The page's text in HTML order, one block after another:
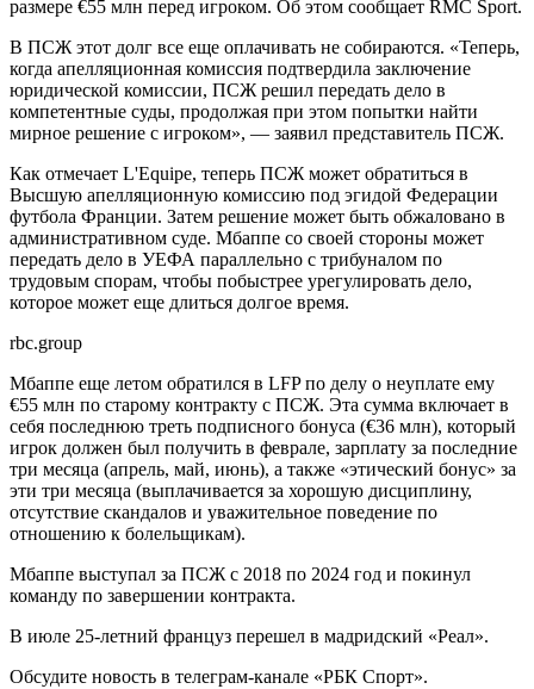
размере €55 млн перед игроком. Об этом сообщает RMC Sport.
В ПСЖ этот долг все еще оплачивать не собираются. «Теперь,
когда апелляционная комиссия подтвердила заключение
юридической комиссии, ПСЖ решил передать дело в
компетентные суды, продолжая при этом попытки найти
мирное решение с игроком», — заявил представитель ПСЖ.
Как отмечает L'Equipe, теперь ПСЖ может обратиться в
Высшую апелляционную комиссию под эгидой Федерации
футбола Франции. Затем решение может быть обжаловано в
административном суде. Мбаппе со своей стороны может
передать дело в УЕФА параллельно с трибуналом по
трудовым спорам, чтобы побыстрее урегулировать дело,
которое может еще длиться долгое время.
rbc.group
Мбаппе еще летом обратился в LFP по делу о неуплате ему
€55 млн по старому контракту с ПСЖ. Эта сумма включает в
себя последнюю треть подписного бонуса (€36 млн), который
игрок должен был получить в феврале, зарплату за последние
три месяца (апрель, май, июнь), а также «этический бонус» за
эти три месяца (выплачивается за хорошую дисциплину,
отсутствие скандалов и уважительное поведение по
отношению к болельщикам).
Мбаппе выступал за ПСЖ с 2018 по 2024 год и покинул
команду по завершении контракта.
В июле 25-летний француз перешел в мадридский «Реал».
Обсудите новость в телеграм-канале «РБК Спорт».